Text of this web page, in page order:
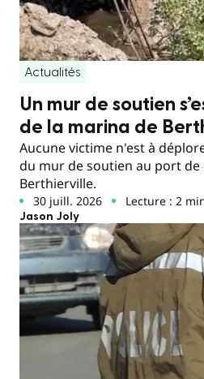
Actualités
Un mur de soutien
de la marina de
Aucune victime n'est à
du mur de soutien au port de
Berthierville.
30 juill. 2026 Lecture : 2
Jason Joly